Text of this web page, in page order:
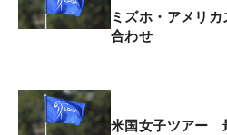
ミズホ・アメリ
合わせ
米国女子ツアー